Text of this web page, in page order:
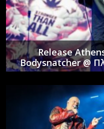
Release
Bodysnatcher @